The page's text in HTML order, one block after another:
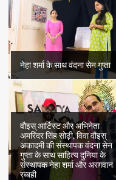
नेहा शर्मा के साथ वंदना सेन गुप्ता
वौइस् आर्टिस्ट और अभिनेता
अमरिंदर सिंह सोढ़ी, विवा वौइस्
अकादमी की संस्थापक वंदना सेन
गुप्ता के साथ साहित्य दुनिया के
संस्थापक नेहा शर्मा और अरग़वान
रब्बही